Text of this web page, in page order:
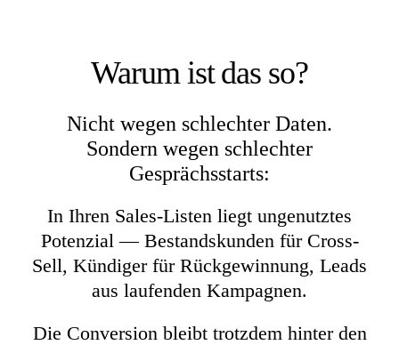
Warum ist das so?
Nicht wegen schlechter Daten.
Sondern wegen schlechter
Gesprächsstarts:
In Ihren Sales-Listen liegt ungenutztes
Potenzial — Bestandskunden für Cross-
Sell, Kündiger für Rückgewinnung, Leads
aus laufenden Kampagnen.
Die Conversion bleibt trotzdem hinter den